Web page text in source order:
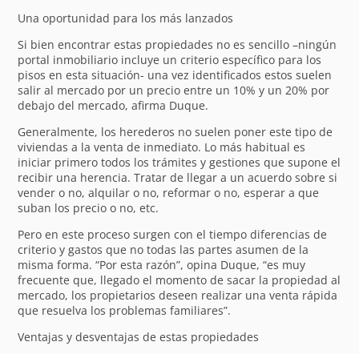
Una oportunidad para los más lanzados
Si bien encontrar estas propiedades no es sencillo –ningún
portal inmobiliario incluye un criterio específico para los
pisos en esta situación- una vez identificados estos suelen
salir al mercado por un precio entre un 10% y un 20% por
debajo del mercado, afirma Duque.
Generalmente, los herederos no suelen poner este tipo de
viviendas a la venta de inmediato. Lo más habitual es
iniciar primero todos los trámites y gestiones que supone el
recibir una herencia. Tratar de llegar a un acuerdo sobre si
vender o no, alquilar o no, reformar o no, esperar a que
suban los precio o no, etc.
Pero en este proceso surgen con el tiempo diferencias de
criterio y gastos que no todas las partes asumen de la
misma forma. “Por esta razón”, opina Duque, “es muy
frecuente que, llegado el momento de sacar la propiedad al
mercado, los propietarios deseen realizar una venta rápida
que resuelva los problemas familiares”.
Ventajas y desventajas de estas propiedades